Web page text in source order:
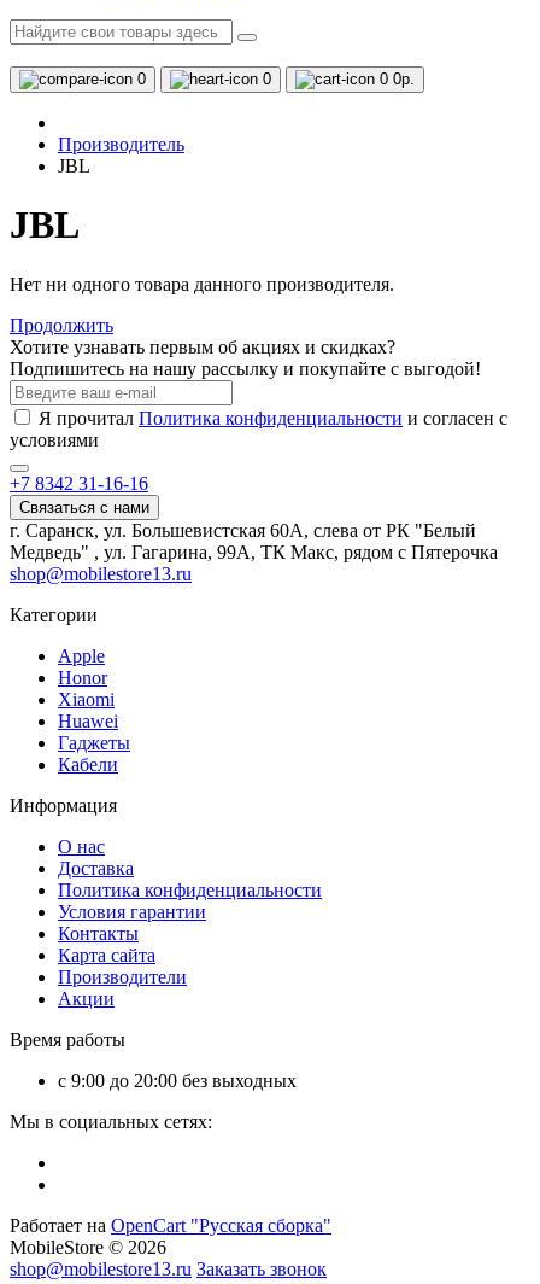
0 0 0 0р.
Производитель
JBL
JBL
Нет ни одного товара данного производителя.
Продолжить
Хотите узнавать первым об акциях и скидках?
Подпишитесь на нашу рассылку и покупайте с выгодой!
Я прочитал Политика конфиденциальности и согласен с
условиями
+7 8342 31-16-16
Связаться с нами
г. Саранск, ул. Большевистская 60А, слева от РК "Белый
Медведь" , ул. Гагарина, 99А, ТК Макс, рядом с Пятерочка
shop@mobilestore13.ru
Категории
Apple
Honor
Xiaomi
Huawei
Гаджеты
Кабели
Информация
О нас
Доставка
Политика конфиденциальности
Условия гарантии
Контакты
Карта сайта
Производители
Акции
Время работы
с 9:00 до 20:00 без выходных
Мы в социальных сетях:
Работает на OpenCart "Русская сборка"
MobileStore © 2026
shop@mobilestore13.ru Заказать звонок